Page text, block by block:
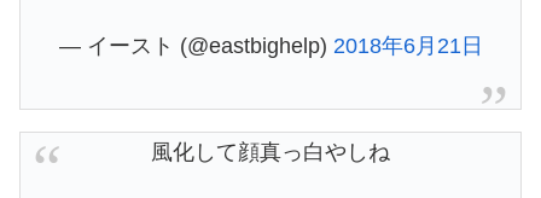
— イースト (@eastbighelp) 2018年6月21日
風化して顔真っ白やしね